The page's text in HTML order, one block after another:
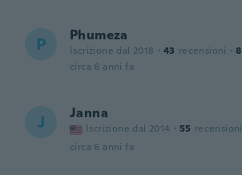
P Phumeza
Iscrizione dal 2018 · 43 recensioni · 8
circa 6 anni fa
J Janna
Iscrizione dal 2014 · 55 recensioni
circa 6 anni fa